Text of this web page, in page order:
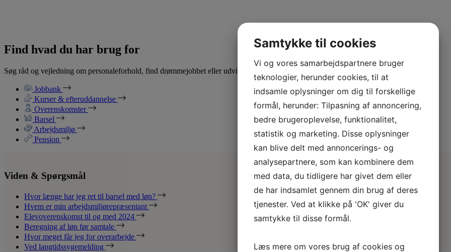
Find hvad du har brug for
Søg råd og vejledning om personaleforhold, find drømmejobbet eller udvid din viden med specialiserede kurser.
Jobbank
Kurser & efteruddannelse
Overenskomster
Barsel
Arbejdsmiljø
Pension
Viden & Spørgsmål
Hvor længe har jeg ret til barsel med løn?
Hvem er min arbejdsmiljørepræsentant
Elevoverenskomst til og med 2024
Beregning af løn før samtale
Hvor meget får jeg for overarbejde
Ved langtidssygemelding
Samtykke til cookies
Vi og vores samarbejdspartnere bruger
teknologier, herunder cookies, til at
indsamle oplysninger om dig til forskellige
formål, herunder: Tilpasning af annoncering,
bedre brugeroplevelse, funktionalitet,
statistik og marketing. Disse oplysninger
kan blive delt med annoncerings- og
analysepartnere, som kan kombinere dem
med data, du tidligere har givet dem eller
de har indsamlet gennem din brug af deres
tjenester. Ved at klikke på 'OK' giver du
samtykke til disse formål.
Læs mere om vores brug af cookies og